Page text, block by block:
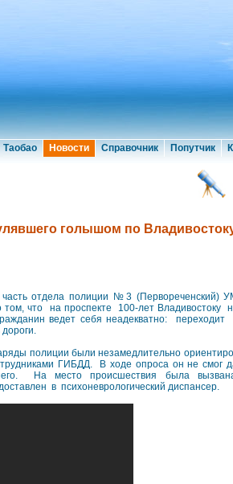
Таобао Новости Справочник Попутчик
голышом по
отдела полиции №3 (Первореченский)
том, что на проспекте 100-лет Владивостоку
ведет себя неадекватно:
дороги.
полиции были незамедлительно
ГИБДД. В ходе опроса он не смог
На место происшествия была
в психоневрологический диспансер.